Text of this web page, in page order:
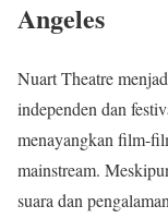
Angeles
Nuart Theatre
independen dan
menayangkan film-
mainstream.
suara dan